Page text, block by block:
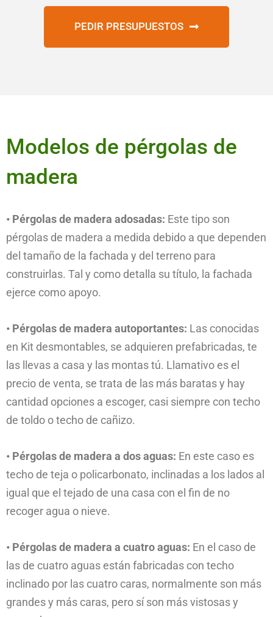
PEDIR PRESUPUESTOS
Modelos de pérgolas de
madera
• Pérgolas de madera adosadas: Este tipo son
pérgolas de madera a medida debido a que dependen
del tamaño de la fachada y del terreno para
construirlas. Tal y como detalla su título, la fachada
ejerce como apoyo.
• Pérgolas de madera autoportantes: Las conocidas
en Kit desmontables, se adquieren prefabricadas, te
las llevas a casa y las montas tú. Llamativo es el
precio de venta, se trata de las más baratas y hay
cantidad opciones a escoger, casi siempre con techo
de toldo o techo de cañizo.
• Pérgolas de madera a dos aguas: En este caso es
techo de teja o policarbonato, inclinadas a los lados al
igual que el tejado de una casa con el fin de no
recoger agua o nieve.
• Pérgolas de madera a cuatro aguas: En el caso de
las de cuatro aguas están fabricadas con techo
inclinado por las cuatro caras, normalmente son más
grandes y más caras, pero sí son más vistosas y